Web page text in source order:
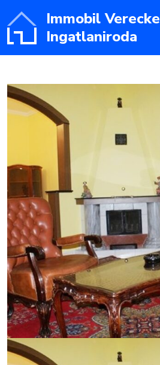
Immobil Verecke
Ingatlaniroda